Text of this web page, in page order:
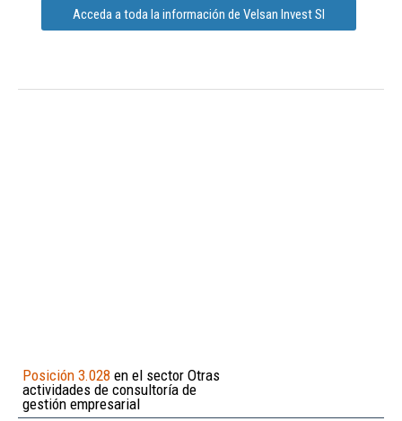
Acceda a toda la información de Velsan Invest Sl
Posición 3.028 en el sector Otras
actividades de consultoría de
gestión empresarial